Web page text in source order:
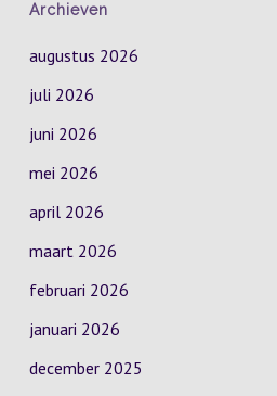
Archieven
augustus 2026
juli 2026
juni 2026
mei 2026
april 2026
maart 2026
februari 2026
januari 2026
december 2025